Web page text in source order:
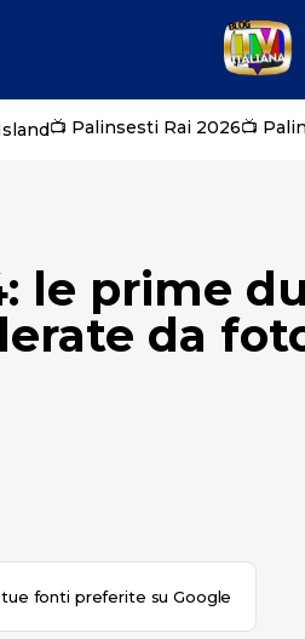
📺 Palinsesti Rai 2026📺
le prime
da
fonti preferite su Google